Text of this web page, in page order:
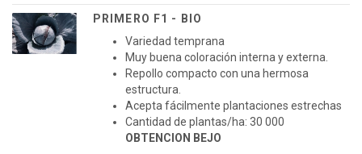
PRIMERO F1 - BIO
Variedad temprana
Muy buena coloración interna y externa.
Repollo compacto con una hermosa
estructura.
Acepta fácilmente plantaciones estrechas
Cantidad de plantas/ha: 30 000
OBTENCION BEJO